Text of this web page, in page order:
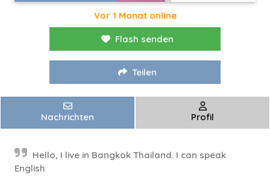
Vor 1 Monat online
Flash senden
Teilen
Nachrichten Profil
Hello, I live in Bangkok Thailand. I can speak
English